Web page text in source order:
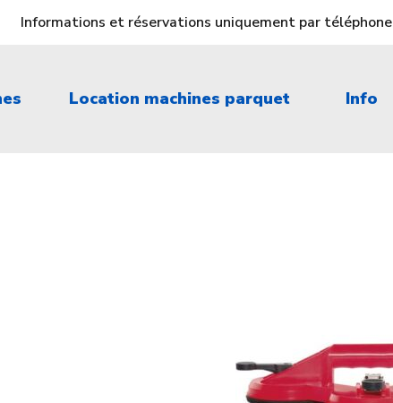
Informations et réservations uniquement par téléphone
Location machines parquet Info